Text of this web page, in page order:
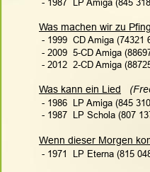
Was machen wir zu
- 1999  CD Amiga (74321
- 2009  5-CD Amiga
- 2012  2-CD Amiga
Was kann ein Lied
- 1986  LP Amiga (845 310
- 1987  LP Schola (807
Wenn dieser Morgen
- 1971  LP Eterna (815